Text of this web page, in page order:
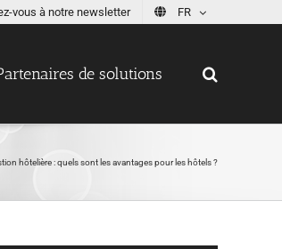
vous à notre newsletter FR
de solutions
hôtelière : quels sont les avantages pour les hôtels ?